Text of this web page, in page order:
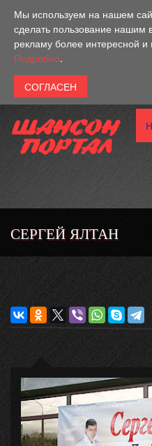
Мы используем на нашем
сделать пользование нашим
рекламу более интересной
Подробно.
СЕРГЕЙ ЯЛТАН